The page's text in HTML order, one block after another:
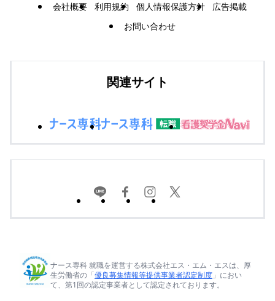
会社概要 利用規約 個人情報保護方針
広告掲載
お問い合わせ
関連サイト
ナース専科 就職を運営する株式会社エス・エム・エスは、厚
生労働省の「優良募集情報等提供事業者認定制度 」におい
て、第1回の認定事業者として認定されております。